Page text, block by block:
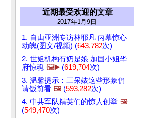
近期最受欢迎的文章
2017年1月9日
1. 自由亚洲专访林耶凡 内幕惊心
动魄(图文/视频) (643,782次)
2. 世姐机构有奶是娘 加国小姐华
府惊魂 🖼️▶️ (619,704次)
3. 温馨提示：三呆婊这些形象仍
请饭前看 🖼️ (593,282次)
4. 中共军队精英们的惊人创举 🖼️
(549,470次)